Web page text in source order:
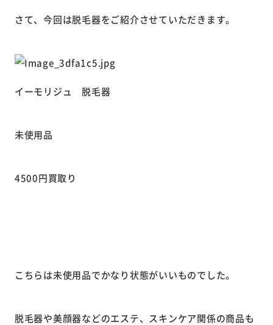
さて、今回は脱毛器をご紹介させていただきます。
イーモリジュ 脱毛器
未使用品
4500円買取り
こちらは未使用品でかなり状態がいいものでした。
脱毛器や美顔器などのエステ、スキンケア関係の商品も